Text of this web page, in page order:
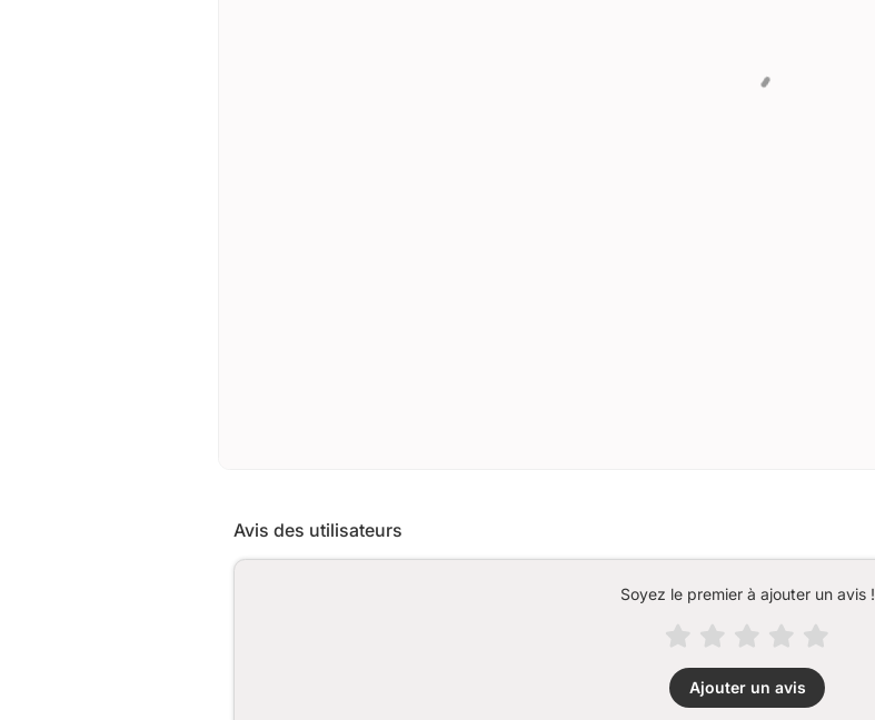
Avis des utilisateurs
Soyez le premier à ajouter un avis !
Ajouter un avis